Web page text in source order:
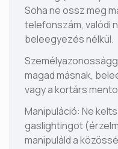
Soha ne ossz meg
telefonszám, valódi
beleegyezés nélkül.
magad másnak,
vagy a kortárs
Manipuláció: Ne
gaslightingot
manipuláld a